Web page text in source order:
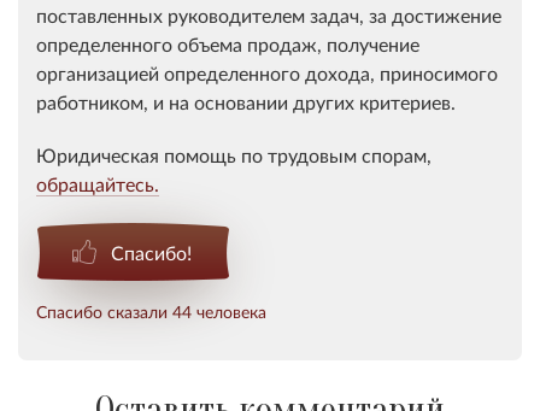
поставленных руководителем задач, за достижение
определенного объема продаж, получение
организацией определенного дохода, приносимого
работником, и на основании других критериев.
Юридическая помощь по трудовым спорам,
обращайтесь.
Спасибо!
Спасибо сказали 44 человека